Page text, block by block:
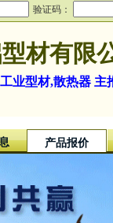
验证码：
材有限
业型材,散热器 主
产品报价